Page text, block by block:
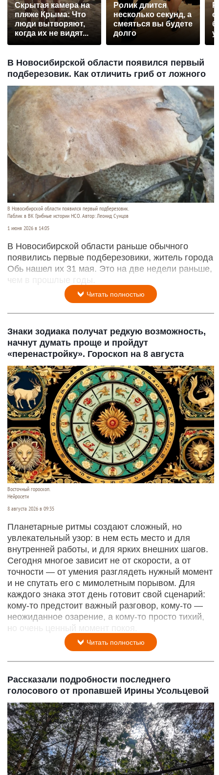
Скрытая камера на
пляже Крыма: Что
люди вытворяют,
когда их не видят...
Ролик длится
несколько секунд, а
смеяться вы будете
долго
В Новосибирской области появился первый
подберезовик. Как отличить гриб от ложного
В Новосибирской области появился первый подберезовик.
Паблик в ВК Грибные истории НСО. Автор: Леонид Сунцов
1 июня 2026 в 14:05
В Новосибирской области раньше обычного
появились первые подберезовики, житель города
Обь нашел их 31 мая. Это на две недели раньше,
чем в прошлые годы.
Читать полностью
Знаки зодиака получат редкую возможность,
начнут думать проще и пройдут
«перенастройку». Гороскоп на 8 августа
Восточный гороскоп.
Нейросети
8 августа 2026 в 09:35
Планетарные ритмы создают сложный, но
увлекательный узор: в нем есть место и для
внутренней работы, и для ярких внешних шагов.
Сегодня многое зависит не от скорости, а от
точности — от умения разглядеть нужный момент
и не спутать его с мимолетным порывом. Для
каждого знака этот день готовит свой сценарий:
кому‑то предстоит важный разговор, кому‑то —
неожиданное озарение, а кому‑то просто тихий,
но очень ценный момент покоя.
Читать полностью
Рассказали подробности последнего
голосового от пропавшей Ирины Усольцевой